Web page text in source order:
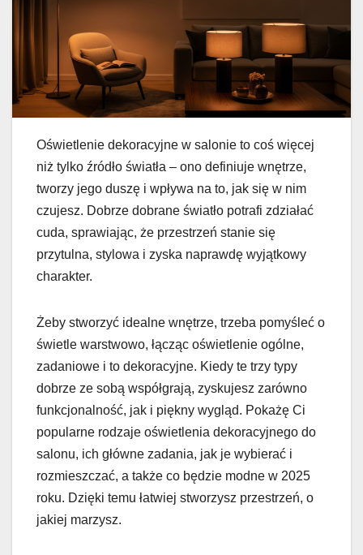
Oświetlenie dekoracyjne w salonie to coś więcej
niż tylko źródło światła – ono definiuje wnętrze,
tworzy jego duszę i wpływa na to, jak się w nim
czujesz. Dobrze dobrane światło potrafi zdziałać
cuda, sprawiając, że przestrzeń stanie się
przytulna, stylowa i zyska naprawdę wyjątkowy
charakter.
Żeby stworzyć idealne wnętrze, trzeba pomyśleć o
świetle warstwowo, łącząc oświetlenie ogólne,
zadaniowe i to dekoracyjne. Kiedy te trzy typy
dobrze ze sobą współgrają, zyskujesz zarówno
funkcjonalność, jak i piękny wygląd. Pokażę Ci
popularne rodzaje oświetlenia dekoracyjnego do
salonu, ich główne zadania, jak je wybierać i
rozmieszczać, a także co będzie modne w 2025
roku. Dzięki temu łatwiej stworzysz przestrzeń, o
jakiej marzysz.